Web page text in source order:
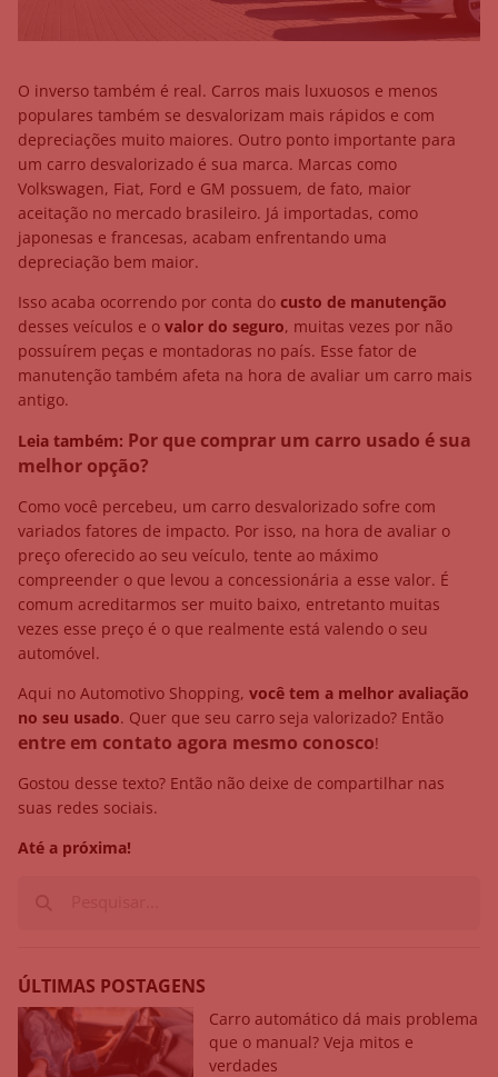
O inverso também é real. Carros mais luxuosos e menos
populares também se desvalorizam mais rápidos e com
depreciações muito maiores. Outro ponto importante para
um carro desvalorizado é sua marca. Marcas como
Volkswagen, Fiat, Ford e GM possuem, de fato, maior
aceitação no mercado brasileiro. Já importadas, como
japonesas e francesas, acabam enfrentando uma
depreciação bem maior.
Isso acaba ocorrendo por conta do custo de manutenção
desses veículos e o valor do seguro, muitas vezes por não
possuírem peças e montadoras no país. Esse fator de
manutenção também afeta na hora de avaliar um carro mais
antigo.
Leia também: Por que comprar um carro usado é sua
melhor opção?
Como você percebeu, um carro desvalorizado sofre com
variados fatores de impacto. Por isso, na hora de avaliar o
preço oferecido ao seu veículo, tente ao máximo
compreender o que levou a concessionária a esse valor. É
comum acreditarmos ser muito baixo, entretanto muitas
vezes esse preço é o que realmente está valendo o seu
automóvel.
Aqui no Automotivo Shopping, você tem a melhor avaliação
no seu usado. Quer que seu carro seja valorizado? Então
entre em contato agora mesmo conosco!
Gostou desse texto? Então não deixe de compartilhar nas
suas redes sociais.
Até a próxima!
ÚLTIMAS POSTAGENS
Carro automático dá mais problema
que o manual? Veja mitos e
verdades